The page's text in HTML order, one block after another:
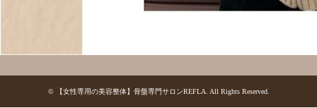
© 【女性専用の美容整体】骨盤専門サロンREFLA. All Rights Reserved.